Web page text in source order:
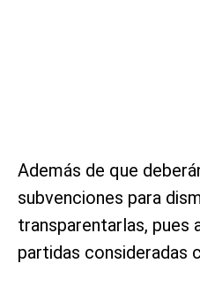
Además de que
subvenciones para
transparentarlas, pues
partidas consideradas